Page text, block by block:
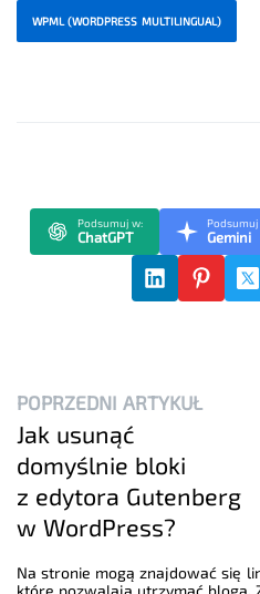
WPML (WORDPRESS MULTILINGUAL)
Podsumuj w:
ChatGPT
Podsumuj
Gemini
POPRZEDNI ARTYKUŁ
Jak usunąć
domyślnie bloki
z edytora Gutenberg
w WordPress?
Na stronie mogą znajdować się